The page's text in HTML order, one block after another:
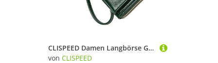
CLISPEED Damen Langbörse Große Kapazität Münzfach Kunstleder Optik Reißverschluss Portemonnaie für Alltag Shopping Reise Stilvolle Handtasche in Grün
von CLISPEED